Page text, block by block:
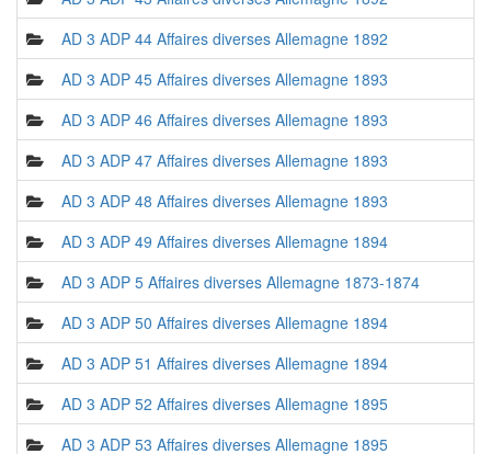
AD 3 ADP 44 Affaires diverses Allemagne 1892
AD 3 ADP 45 Affaires diverses Allemagne 1893
AD 3 ADP 46 Affaires diverses Allemagne 1893
AD 3 ADP 47 Affaires diverses Allemagne 1893
AD 3 ADP 48 Affaires diverses Allemagne 1893
AD 3 ADP 49 Affaires diverses Allemagne 1894
AD 3 ADP 5 Affaires diverses Allemagne 1873-1874
AD 3 ADP 50 Affaires diverses Allemagne 1894
AD 3 ADP 51 Affaires diverses Allemagne 1894
AD 3 ADP 52 Affaires diverses Allemagne 1895
AD 3 ADP 53 Affaires diverses Allemagne 1895